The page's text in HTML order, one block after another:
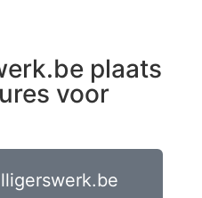
plaats
voor